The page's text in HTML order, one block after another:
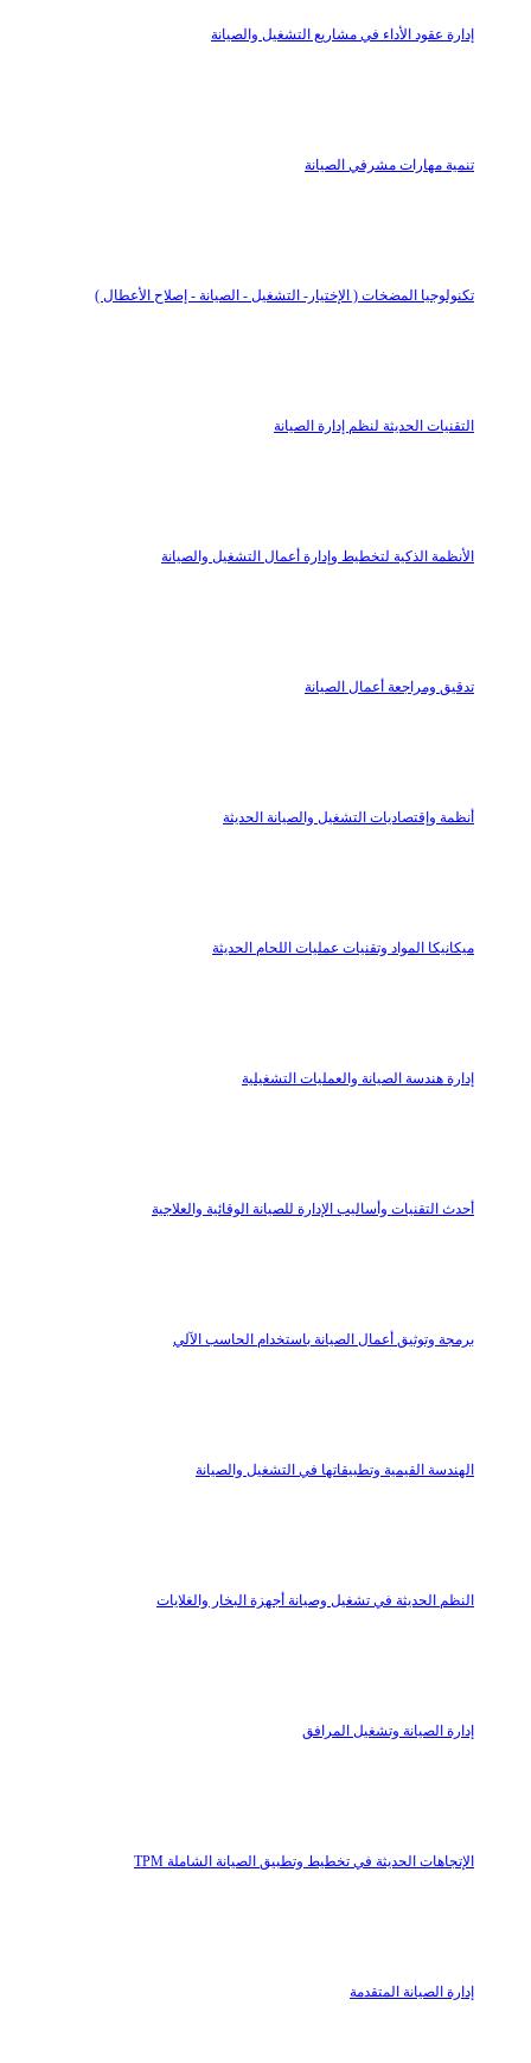
إدارة عقود الأداء في مشاريع التشغيل والصيانة
تنمية مهارات مشرفي الصيانة
تكنولوجيا المضخات ( الإختيار- التشغيل - الصيانة - إصلاح الأعطال )
التقنيات الحديثة لنظم إدارة الصيانة
الأنظمة الذكية لتخطيط وإدارة أعمال التشغيل والصيانة
تدقيق ومراجعة أعمال الصيانة
أنظمة وإقتصاديات التشغيل والصيانة الحديثة
ميكانيكا المواد وتقنيات عمليات اللحام الحديثة
إدارة هندسة الصيانة والعمليات التشغيلية
أحدث التقنيات وأساليب الإدارة للصيانة الوقائية والعلاجية
برمجة وتوثيق أعمال الصيانة باستخدام الحاسب الآلي
الهندسة القيمية وتطبيقاتها في التشغيل والصيانة
النظم الحديثة في تشغيل وصيانة أجهزة البخار والغلايات
إدارة الصيانة وتشغيل المرافق
الإتجاهات الحديثة في تخطيط وتطبيق الصيانة الشاملة TPM
إدارة الصيانة المتقدمة